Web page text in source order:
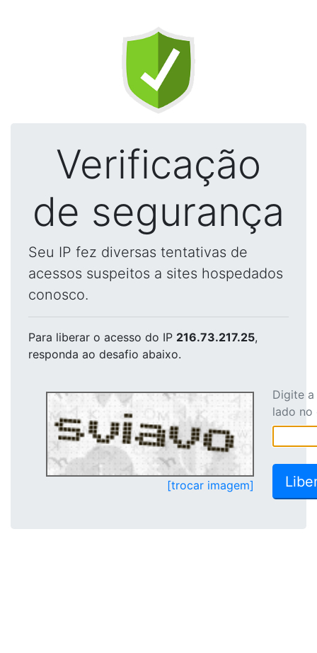
Verificação
de segurança
Seu IP fez diversas tentativas de
acessos suspeitos a sites hospedados
conosco.
Para liberar o acesso do IP 216.73.217.25,
responda ao desafio abaixo.
[trocar imagem]
Digite
lado no